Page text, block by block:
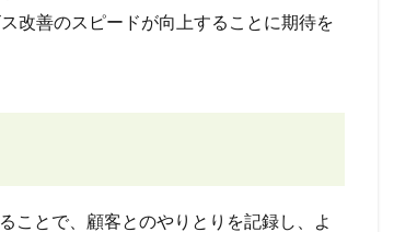
改善のスピードが向上することに期待を
ことで、顧客とのやりとりを記録し、よ